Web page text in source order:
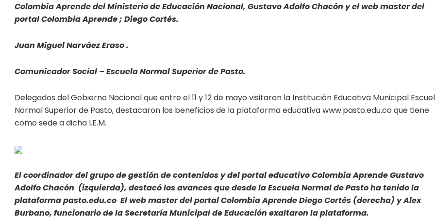
Colombia Aprende del Ministerio de Educación Nacional, Gustavo Adolfo Chacón y el web master del
portal Colombia Aprende ; Diego Cortés.
Juan Miguel Narváez Eraso .
Comunicador Social – Escuela Normal Superior de Pasto.
Delegados del Gobierno Nacional que entre el 11 y 12 de mayo visitaron la Institución Educativa Municipal
Normal Superior de Pasto, destacaron los beneficios de la plataforma educativa www.pasto.edu.co que tiene
como sede a dicha I.E.M.
El coordinador del grupo de gestión de contenidos y del portal educativo Colombia Aprende Gustavo
Adolfo Chacón (izquierda), destacó los avances que desde la Escuela Normal de Pasto ha tenido la
plataforma pasto.edu.co El web master del portal Colombia Aprende Diego Cortés (derecha) y Alex
Burbano, funcionario de la Secretaría Municipal de Educación exaltaron la plataforma.